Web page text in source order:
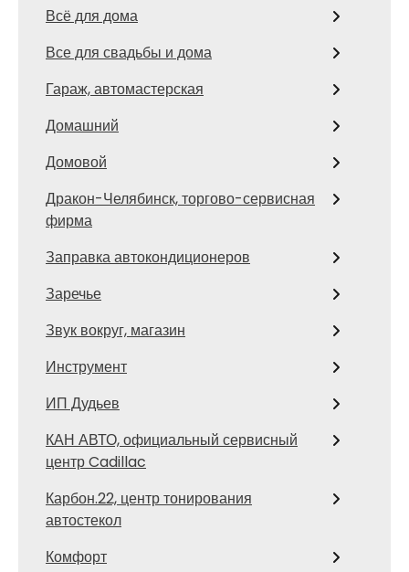
Всё для дома
Все для свадьбы и дома
Гараж, автомастерская
Домашний
Домовой
Дракон-Челябинск, торгово-сервисная
фирма
Заправка автокондиционеров
Заречье
Звук вокруг, магазин
Инструмент
ИП Дудьев
КАН АВТО, официальный сервисный
центр Cadillac
Карбон.22, центр тонирования
автостекол
Комфорт